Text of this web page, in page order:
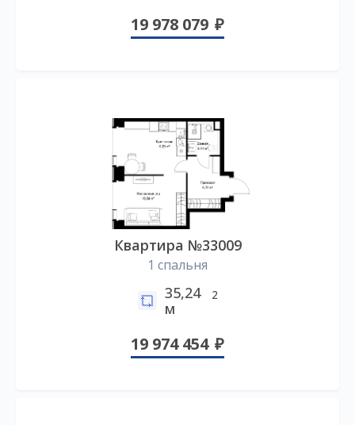
19 978 079
Квартира №33009
1 спальня
35,24
м
2
19 974 454